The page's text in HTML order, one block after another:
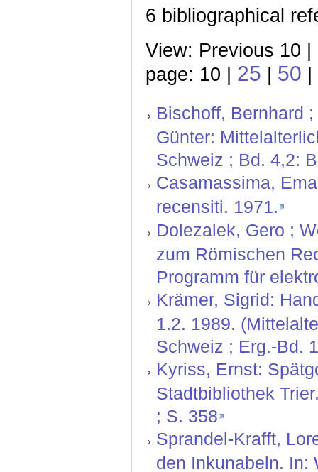
6 bibliographical
View: Previous 10
page: 10 | 25 | 50 |
Bischoff, Bernhard
Günter:
Schweiz ; Bd. 4,2:
Casamassima,
recensiti. 1971.
Dolezalek, Gero ;
zum Römischen
Programm für
Krämer, Sigrid:
1.2. 1989.
Schweiz ; Erg.-Bd.
Kyriss, Ernst:
Stadtbibliothek
; S. 358
Sprandel-Krafft,
den Inkunabeln. In: